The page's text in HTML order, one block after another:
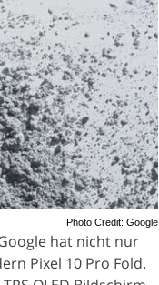
Photo Credit: Google
hat nicht nur
Pixel 10 Pro Fold.